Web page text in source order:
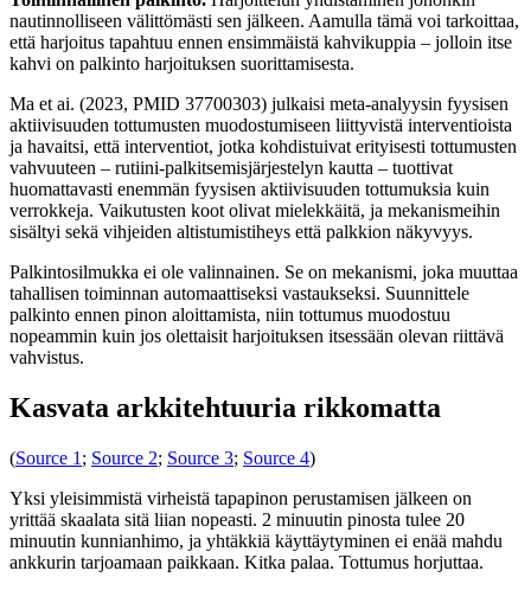
nautinnolliseen välittömästi sen jälkeen. Aamulla tämä voi tarkoittaa,
että harjoitus tapahtuu ennen ensimmäistä kahvikuppia – jolloin itse
kahvi on palkinto harjoituksen suorittamisesta.
Ma et ai. (2023, PMID 37700303) julkaisi meta-analyysin fyysisen
aktiivisuuden tottumusten muodostumiseen liittyvistä interventioista
ja havaitsi, että interventiot, jotka kohdistuivat erityisesti tottumusten
vahvuuteen – rutiini-palkitsemisjärjestelyn kautta – tuottivat
huomattavasti enemmän fyysisen aktiivisuuden tottumuksia kuin
verrokkeja. Vaikutusten koot olivat mielekkäitä, ja mekanismeihin
sisältyi sekä vihjeiden altistumistiheys että palkkion näkyvyys.
Palkintosilmukka ei ole valinnainen. Se on mekanismi, joka muuttaa
tahallisen toiminnan automaattiseksi vastaukseksi. Suunnittele
palkinto ennen pinon aloittamista, niin tottumus muodostuu
nopeammin kuin jos olettaisit harjoituksen itsessään olevan riittävä
vahvistus.
Kasvata arkkitehtuuria rikkomatta
(Source 1 ; Source 2; Source 3; Source 4)
Yksi yleisimmistä virheistä tapapinon perustamisen jälkeen on
yrittää skaalata sitä liian nopeasti. 2 minuutin pinosta tulee 20
minuutin kunnianhimo, ja yhtäkkiä käyttäytyminen ei enää mahdu
ankkurin tarjoamaan paikkaan. Kitka palaa. Tottumus horjuttaa.